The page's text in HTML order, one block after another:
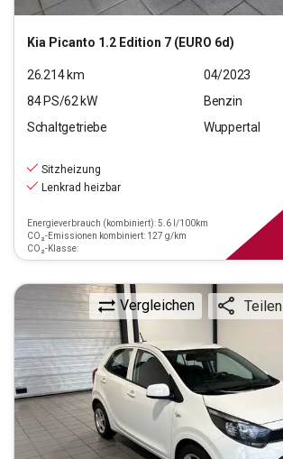
Kia Picanto 1.2 Edition 7 (EURO 6d)
26.214km
04/2023
84PS/62 kW
Benzin
Schaltgetriebe
Wuppertal
Sitzheizung
Lenkrad heizbar
Energieverbrauch (kombiniert): 5.6 l/100km
CO₂-Emissionen kombiniert: 127 g/km
CO₂-Klasse:
Vergleichen Teilen